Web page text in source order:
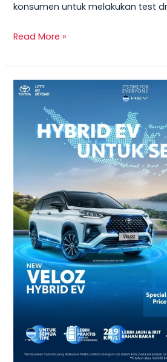
konsumen untuk melakukan test
Pulang
TV
GRATIS!
Read More »
Toyota
Promo
Terbaru
di
Yogyakarta